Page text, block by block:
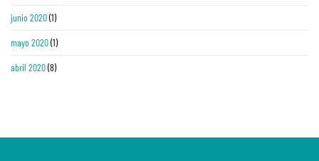
junio 2020(1)
mayo 2020(1)
abril 2020(8)